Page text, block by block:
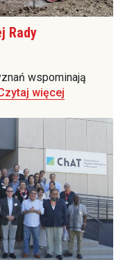
Rady
wspominają
więcej